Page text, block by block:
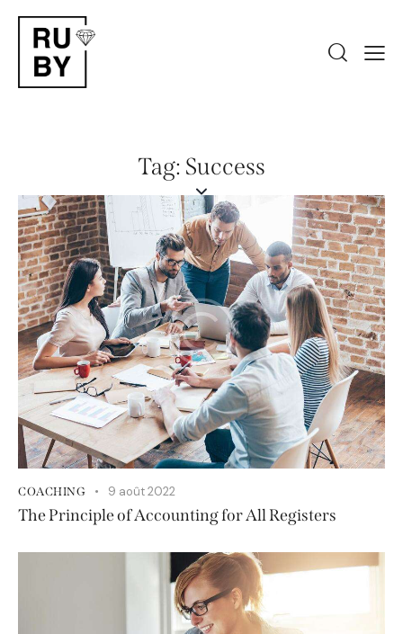
Tag: Success
COACHING 9 août 2022
The Principle of Accounting for All Registers